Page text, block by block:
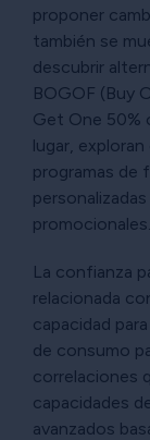
proponer
también se
descubrir
BOGOF (Buy
Get One 50%
lugar,
programas de
promocionales.
La confianza
relacionada
capacidad
de consumo
correlaciones
capacidades
avanzados